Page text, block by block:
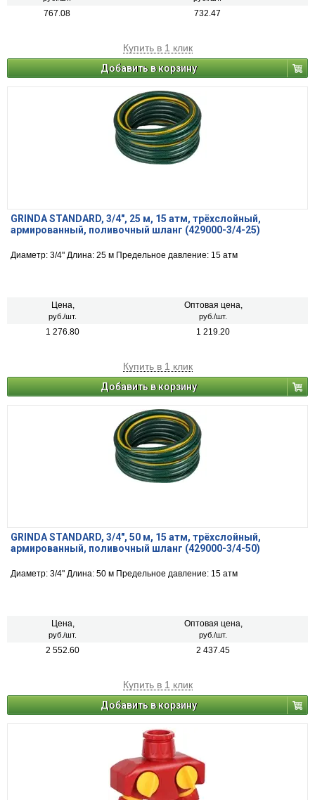
767.08 732.47
Купить в 1 клик
Добавить в корзину
GRINDA STANDARD, 3/4″, 25 м, 15 атм, трёхслойный,
армированный, поливочный шланг (429000-3/4-25)
Диаметр: 3/4" Длина: 25 м Предельное давление: 15 атм
Цена,
руб./шт.
Оптовая цена,
руб./шт.
1 276.80 1 219.20
Купить в 1 клик
Добавить в корзину
GRINDA STANDARD, 3/4″, 50 м, 15 атм, трёхслойный,
армированный, поливочный шланг (429000-3/4-50)
Диаметр: 3/4" Длина: 50 м Предельное давление: 15 атм
Цена,
руб./шт.
Оптовая цена,
руб./шт.
2 552.60 2 437.45
Купить в 1 клик
Добавить в корзину